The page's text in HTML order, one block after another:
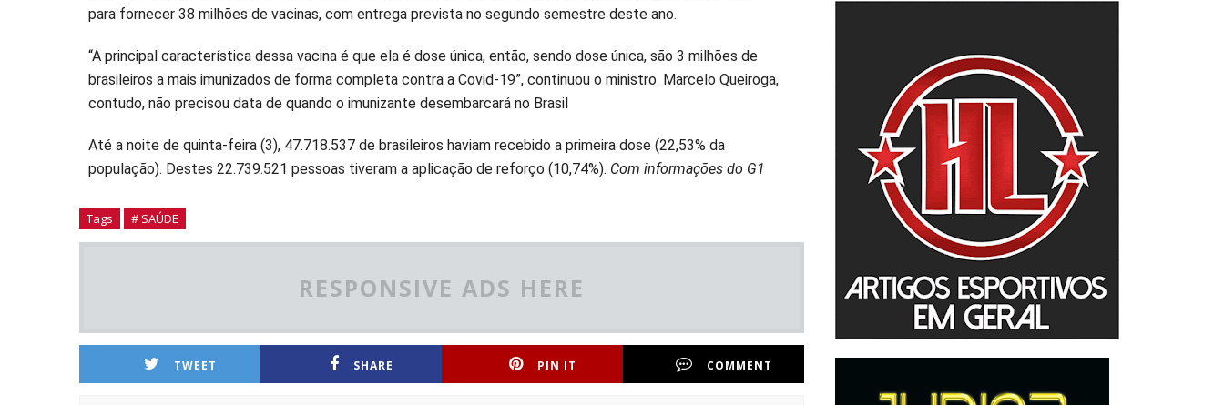
para fornecer 38 milhões de vacinas, com entrega prevista no segundo semestre deste ano.
“A principal característica dessa vacina é que ela é dose única, então, sendo dose única, são 3 milhões de
brasileiros a mais imunizados de forma completa contra a Covid-19”, continuou o ministro. Marcelo Queiroga,
contudo, não precisou data de quando o imunizante desembarcará no Brasil
Até a noite de quinta-feira (3), 47.718.537 de brasileiros haviam recebido a primeira dose (22,53% da
população). Destes 22.739.521 pessoas tiveram a aplicação de reforço (10,74%). Com informações do G1
Tags # SAÚDE
RESPONSIVE ADS HERE
TWEET SHARE PIN IT COMMENT